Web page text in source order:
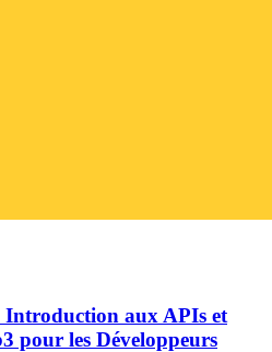
aux APIs et
pour les Développeurs